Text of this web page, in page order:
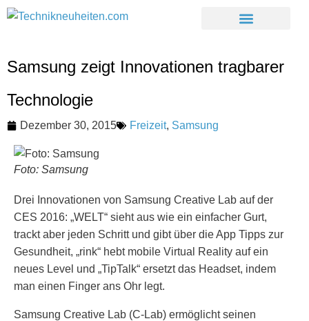
Samsung zeigt Innovationen tragbarer
Technologie
Dezember 30, 2015 Freizeit, Samsung
Foto: Samsung
Drei Innovationen von Samsung Creative Lab auf der
CES 2016: „WELT“ sieht aus wie ein einfacher Gurt,
trackt aber jeden Schritt und gibt über die App Tipps zur
Gesundheit, „rink“ hebt mobile Virtual Reality auf ein
neues Level und „TipTalk“ ersetzt das Headset, indem
man einen Finger ans Ohr legt.
Samsung Creative Lab (C-Lab) ermöglicht seinen